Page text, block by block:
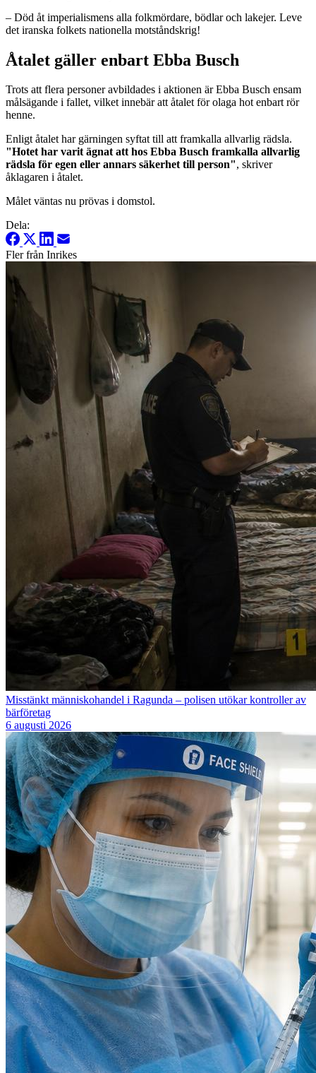
– Död åt imperialismens alla folkmördare, bödlar och lakejer. Leve
det iranska folkets nationella motståndskrig!
Åtalet gäller enbart Ebba Busch
Trots att flera personer avbildades i aktionen är Ebba Busch ensam
målsägande i fallet, vilket innebär att åtalet för olaga hot enbart rör
henne.
Enligt åtalet har gärningen syftat till att framkalla allvarlig rädsla.
"Hotet har varit ägnat att hos Ebba Busch framkalla allvarlig
rädsla för egen eller annars säkerhet till person", skriver
åklagaren i åtalet.
Målet väntas nu prövas i domstol.
Dela:
Fler från Inrikes
Misstänkt människohandel i Ragunda – polisen utökar kontroller av
bärföretag
6 augusti 2026